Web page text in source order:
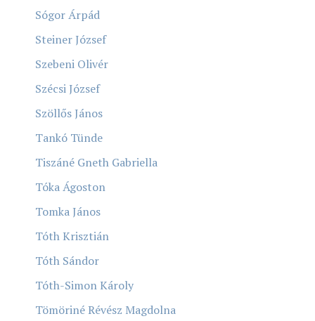
Sógor Árpád
Steiner József
Szebeni Olivér
Szécsi József
Szöllős János
Tankó Tünde
Tiszáné Gneth Gabriella
Tóka Ágoston
Tomka János
Tóth Krisztián
Tóth Sándor
Tóth-Simon Károly
Tömöriné Révész Magdolna